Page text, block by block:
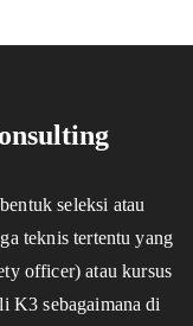
seleksi atau
teknis tertentu yang
officer) atau kursus
K3 sebagaimana di